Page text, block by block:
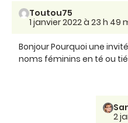
Toutou75
1 janvier 2022 à 23 h 49
Bonjour Pourquoi une
noms féminins en té ou
2